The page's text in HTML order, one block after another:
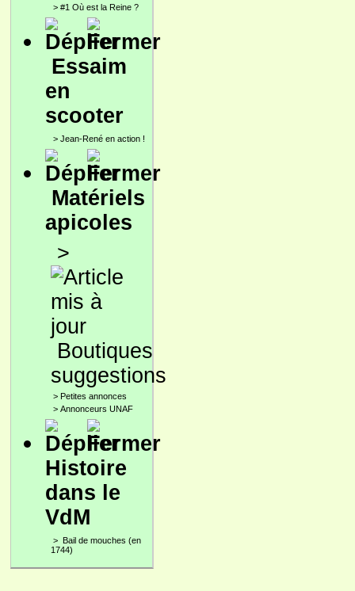
> #1 Où est la Reine ?
Essaim
en
scooter
> Jean-René en action !
Matériels
apicoles
>
Boutiques
suggestions
> Petites annonces
> Annonceurs UNAF
Histoire
dans le
VdM
> Bail de mouches (en
1744)